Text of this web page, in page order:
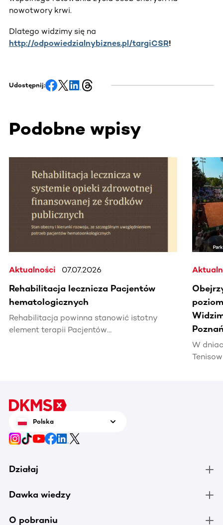
nowotwory krwi.
Dlatego widzimy się na
http://odpowiedzialnybiznes.pl/targiCSR!
Udostępnij:
Podobne wpisy
Ta sekcja zawiera treści przewijane w poziomie. Użyj
Aktualności 07.07.2026
Rehabilitacja lecznicza Pacjentów
hematologicznych
Rehabilitacja powinna stanowić istotny
element terapii Pacjentów
W
Polska
Działaj
Dawka wiedzy
O pobraniu